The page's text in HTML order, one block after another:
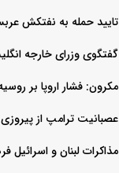
تایید حمله به نفتکش
گفتگوی وزرای خارجه
مکرون: فشار اروپا بر
عصبانیت ترامپ از
مذاکرات لبنان و اسرائیل